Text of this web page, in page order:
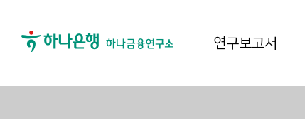
연구보고서